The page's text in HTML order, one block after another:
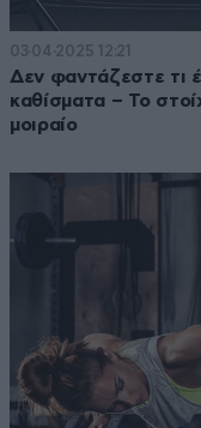
03·04·2025 12:21
Δεν φαντάζεστε τι
καθίσματα – Το
μοιραίο